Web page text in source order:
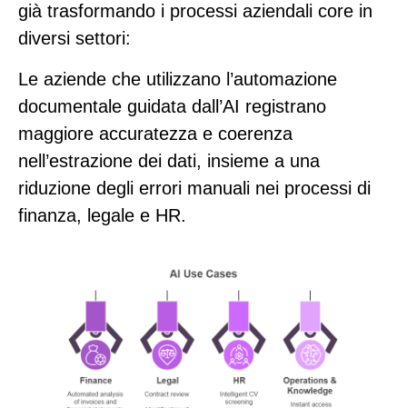
già trasformando i processi aziendali core in
diversi settori:
Le aziende che utilizzano l’automazione
documentale guidata dall’AI registrano
maggiore accuratezza e coerenza
nell’estrazione dei dati, insieme a una
riduzione degli errori manuali nei processi di
finanza, legale e HR.